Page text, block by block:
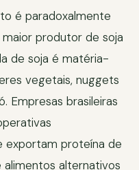
é paradoxalmente
produtor de soja
de soja é matéria-
vegetais, nuggets
Empresas brasileiras
exportam proteína de
alimentos alternativos